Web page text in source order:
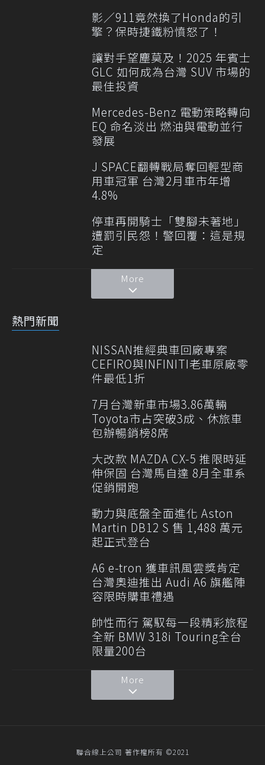
影／911竟然換了Honda的引
擎？保時捷鐵粉憤怒了！
讓對手望塵莫及！2025 年賓士
GLC 如何成為台灣 SUV 市場的
最佳投資
Mercedes-Benz 電動策略轉向
EQ 命名淡出 燃油與電動並行
發展
J SPACE翻轉戰局奪回輕型商
用車冠軍 台灣2月車市年增
4.8%
停車再開騎士「雙腳未著地」
遭罰引民怨！警回覆：這是規
定
More
熱門新聞
NISSAN推經典車回廠專案
CEFIRO與INFINITI老車原廠零
件最低1折
7月台灣新車市場3.86萬輛
Toyota市占突破3成、休旅車
包辦暢銷榜8席
大改款 MAZDA CX-5 推限時延
伸保固 台灣馬自達 8月全車系
促銷開跑
動力與底盤全面進化 Aston
Martin DB12 S 售 1,488 萬元
起正式登台
A6 e-tron 獲車訊風雲獎肯定
台灣奧迪推出 Audi A6 旗艦陣
容限時購車禮遇
帥性而行 駕馭每一段精彩旅程
全新 BMW 318i Touring全台
限量200台
More
聯合線上公司 著作權所有 ©2021